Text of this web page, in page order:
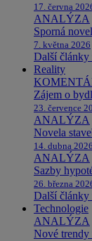
17. června
ANALÝZA
Sporná
7. května 2026
Další
Reality
Zájem o
23. července
ANALÝZA
Novela
14. dubna 2026
ANALÝZA
Sazby
26. března
Další
Technologie
ANALÝZA
Nové trendy